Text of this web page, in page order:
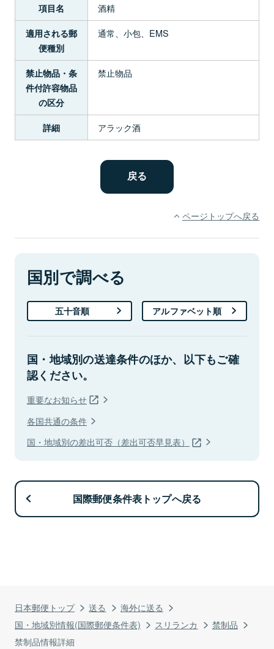
日本郵便トップ 送る
海外に送る
国・地域別情報(国際郵便条件表)
スリランカ
禁制品
禁制品情報詳細
項目名 酒精
適用される郵
便種別
通常、小包、EMS
禁止物品・条
件付許容物品
の区分
禁止物品
詳細 アラック酒
ページトップへ戻る
国別で調べる
五十音順 アルファベット順
国・地域別の送達条件のほか、以下もご確
認ください。
重要なお知らせ
各国共通の条件
国・地域別の差出可否（差出可否早見表）
国際郵便条件表トップへ戻る